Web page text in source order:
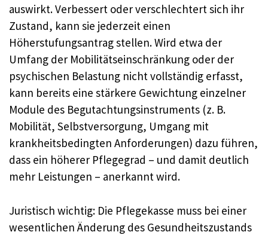
auswirkt. Verbessert oder verschlechtert sich ihr
Zustand, kann sie jederzeit einen
Höherstufungsantrag stellen. Wird etwa der
Umfang der Mobilitätseinschränkung oder der
psychischen Belastung nicht vollständig erfasst,
kann bereits eine stärkere Gewichtung einzelner
Module des Begutachtungsinstruments (z. B.
Mobilität, Selbstversorgung, Umgang mit
krankheitsbedingten Anforderungen) dazu führen,
dass ein höherer Pflegegrad – und damit deutlich
mehr Leistungen – anerkannt wird.
Juristisch wichtig: Die Pflegekasse muss bei einer
wesentlichen Änderung des Gesundheitszustands